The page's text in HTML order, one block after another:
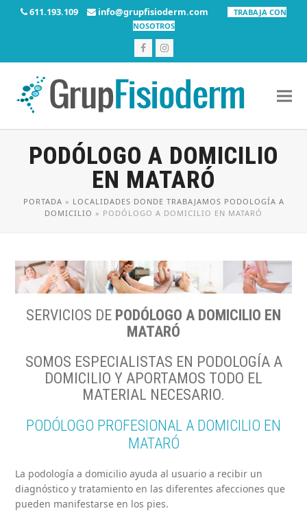
611.193.109 info@grupfisioderm.com
TRABAJA CON
NOSOTROS
FacebookInstagram
PODÓLOGO A DOMICILIO
EN MATARÓ
PORTADA » LOCALIDADES DONDE TRABAJAMOS PODOLOGÍA A
DOMICILIO » PODÓLOGO A DOMICILIO EN MATARÓ
SERVICIOS DE PODÓLOGO A DOMICILIO EN
MATARÓ
SOMOS ESPECIALISTAS EN PODOLOGÍA A
DOMICILIO Y APORTAMOS TODO EL
MATERIAL NECESARIO.
PODÓLOGO PROFESIONAL A DOMICILIO EN
MATARÓ
La podología a domicilio ayuda al usuario a recibir un
diagnóstico y tratamiento en las diferentes afecciones que
pueden manifestarse en los pies.